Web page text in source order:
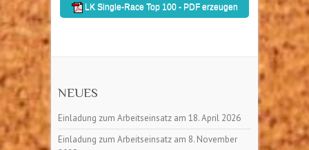
NEUES
Einladung zum Arbeitseinsatz am 18. April 2026
Einladung zum Arbeitseinsatz am 8. November